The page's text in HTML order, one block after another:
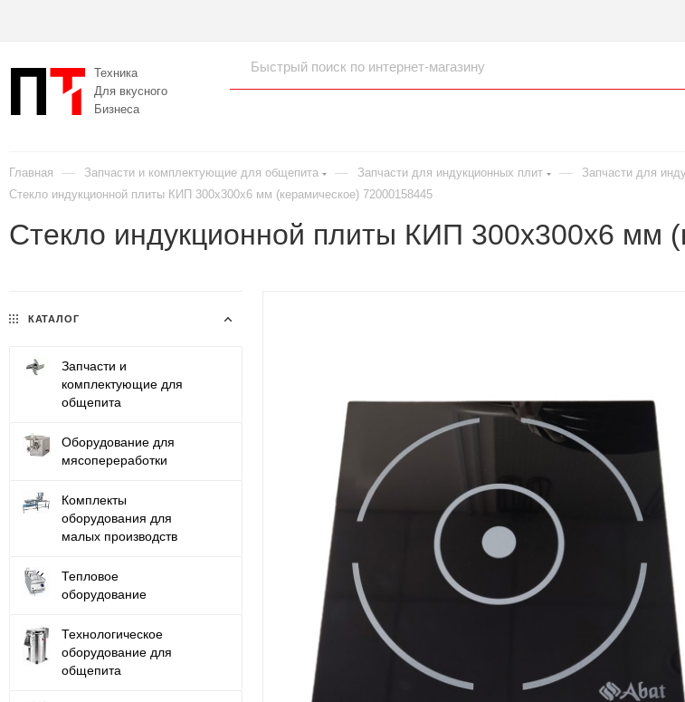
Техника
Для вкусного
Бизнеса
Главная — Запчасти и комплектующие для общепита — Запчасти для индукционных плит — Запчасти для
Стекло индукционной плиты КИП 300х300х6 мм (керамическое) 72000158445
Стекло индукционной плиты КИП 300х300х6 мм
КАТАЛОГ
Запчасти и
комплектующие для
общепита
Оборудование для
мясопереработки
Комплекты
оборудования для
малых производств
Тепловое
оборудование
Технологическое
оборудование для
общепита